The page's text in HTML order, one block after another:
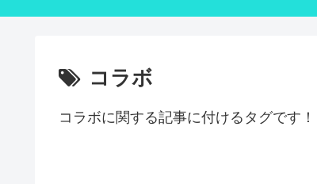
コラボ
コラボに関する記事に付けるタグです！